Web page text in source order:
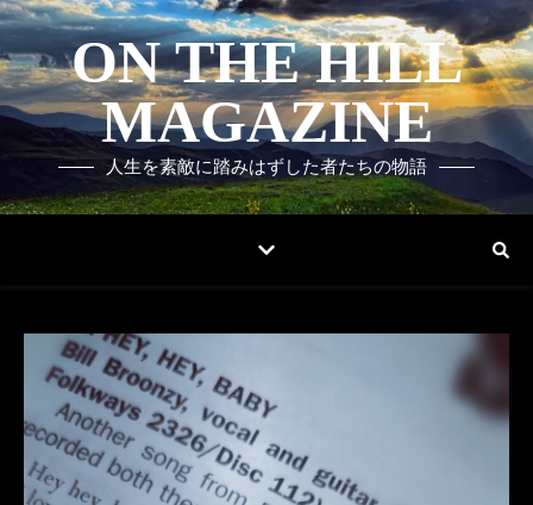
ON THE HILL
MAGAZINE
人生を素敵に踏みはずした者たちの物語